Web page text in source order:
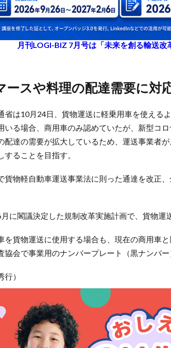
月刊LOGI-BIZ 7月号は「未来を創る輸送
ースや料理の配達需要に
省は10月24日、貨物運送に軽乗用車を使える
いる場合、商用車のみ認めていたが、新型コ
配達の需要が拡大しているため、運送事業者
することを目指す。
貨物軽自動車運送事業法に則った通達を改正
に閣議決定した規制改革実施計画で、貨物運
を貨物運送に使用する場合も、現在の商用車
協会で事業用のナンバープレート（黒ナンバー
行）